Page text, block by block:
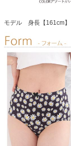
モデル 身長【161cm】